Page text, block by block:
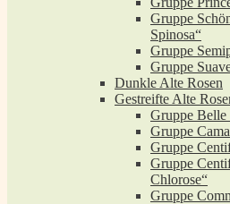
Gruppe
Spinosa“
Gruppe
Gruppe
Dunkle Alte Rosen
Gestreifte Alte
Gruppe
Gruppe
Gruppe
Gruppe
Chlorose“
Gruppe